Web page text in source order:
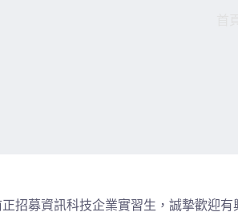
招募資訊科技企業實習生，誠摯歡迎有